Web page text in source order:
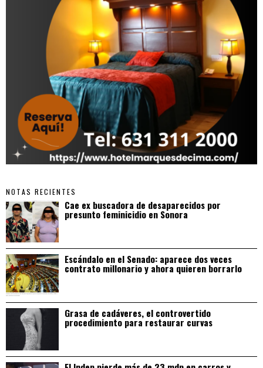
NOTAS RECIENTES
Cae ex buscadora de desaparecidos por
presunto feminicidio en Sonora
Escándalo en el Senado: aparece dos veces
contrato millonario y ahora quieren borrarlo
Grasa de cadáveres, el controvertido
procedimiento para restaurar curvas